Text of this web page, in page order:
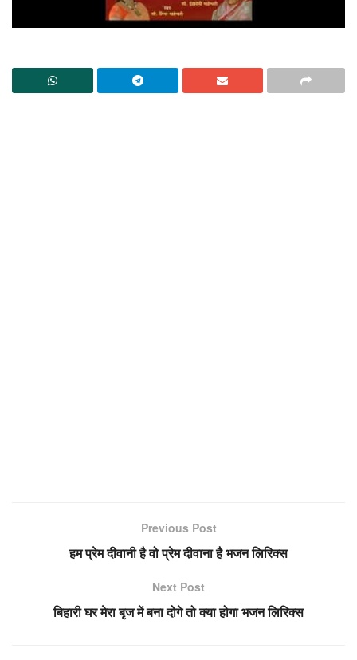
Previous Post
हम प्रेम दीवानी है वो प्रेम दीवाना है भजन लिरिक्स
Next Post
बिहारी घर मेरा बृज में बना दोगे तो क्या होगा भजन लिरिक्स